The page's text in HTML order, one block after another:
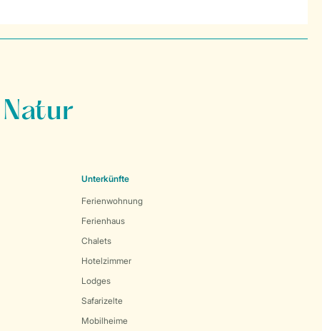
Unterkünfte
Ferienwohnung
Ferienhaus
Chalets
Hotelzimmer
Lodges
Safarizelte
Mobilheime